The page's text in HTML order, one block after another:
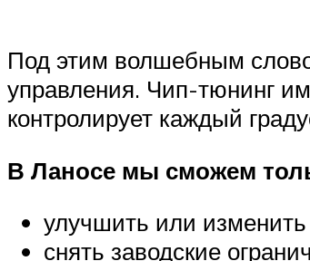
Под этим волшебным
управления. Чип-тюнинг
контролирует каждый
В Ланосе мы сможем
улучшить или
снять заводские